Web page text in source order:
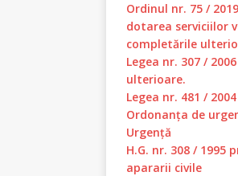
Ordinul nr. 75 /
dotarea serviciilor
completările
Legea nr. 307 /
ulterioare.
Legea nr. 481 /
Ordonanța de
Urgență
H.G. nr. 308 /
apararii civile